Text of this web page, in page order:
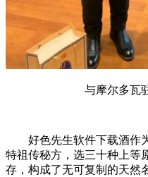
与摩尔多瓦
好色先生软件下载酒作
特祖传秘方，选三十种上等
存，构成了无可复制的天